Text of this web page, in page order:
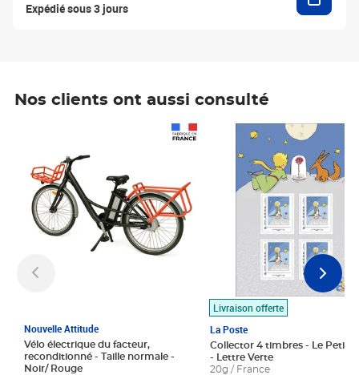
Expédié sous 3 jours
Nos clients ont aussi consulté
Nouvelle Attitude
Vélo électrique du facteur,
reconditionné - Taille normale -
Noir/ Rouge
Livraison offerte
La Poste
Collector 4 timbres - Le Petit
- Lettre Verte
20g / France
Prix 7,50€